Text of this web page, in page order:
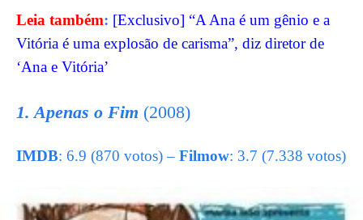
Leia também: [Exclusivo] “A Ana é um gênio e a
Vitória é uma explosão de carisma”, diz diretor de
‘Ana e Vitória’
1. Apenas o Fim (2008)
IMDB: 6.9 (870 votos) – Filmow: 3.7 (7.338 votos)